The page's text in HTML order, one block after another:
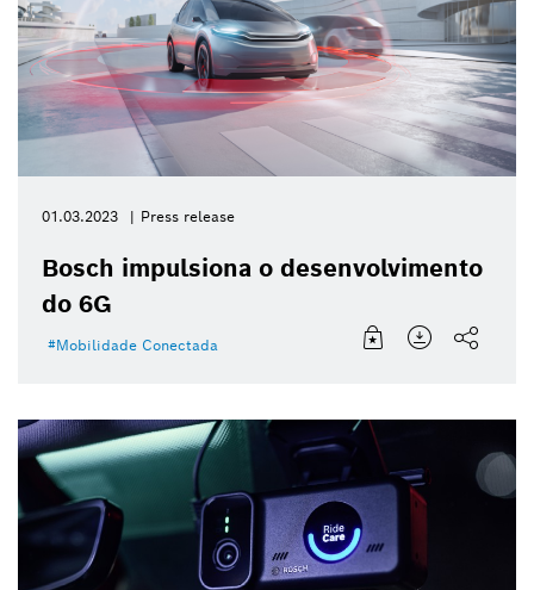
01.03.2023 Press release
Bosch impulsiona o desenvolvimento
do 6G
Mobilidade Conectada